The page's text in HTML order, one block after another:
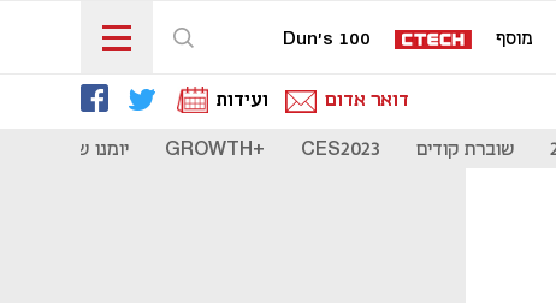
מוסף Dun's 100
דואר אדום ועידות
שוברת קודים CES2023
+GROWTH יומנו של